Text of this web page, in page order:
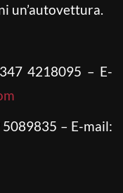
un’autovettura.
4218095 – E-
– E-mail: